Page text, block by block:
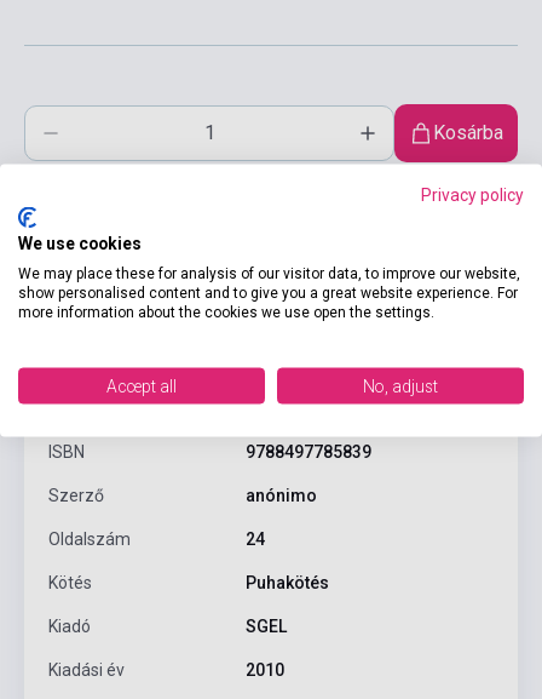
Kosárba
Termékjellemzők
ISBN 9788497785839
Szerző anónimo
Oldalszám 24
Kötés Puhakötés
Kiadó SGEL
Kiadási év 2010
Privacy policy
We use cookies
We may place these for analysis of our visitor data, to improve our website,
show personalised content and to give you a great website experience. For
more information about the cookies we use open the settings.
Accept all No, adjust